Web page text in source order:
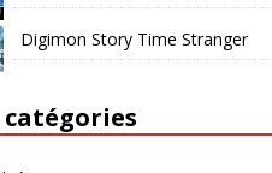
Digimon Story Time Stranger
catégories